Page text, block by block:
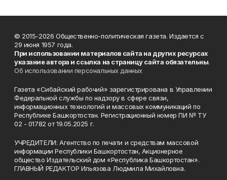
© 2015-2026 Общественно-политическая газета. Издается с
29 июня 1957 года.
При использовании материалов сайта на других ресурсах
указание автора и ссылка на страницу сайта обязательны.
Об использовании персональных данных
Газета «Сибайский рабочий» зарегистрирована в Управлении
Федеральной службы по надзору в сфере связи,
информационных технологий и массовых коммуникаций по
Республике Башкортостан. Регистрационный номер ПИ № ТУ
02 - 01782 от 19.05.2025 г.
УЧРЕДИТЕЛИ: Агентство по печати и средствам массовой
информации Республики Башкортостан, Акционерное
общество Издательский дом «Республика Башкортостан».
ГЛАВНЫЙ РЕДАКТОР Ильязова Людмила Михайловна.